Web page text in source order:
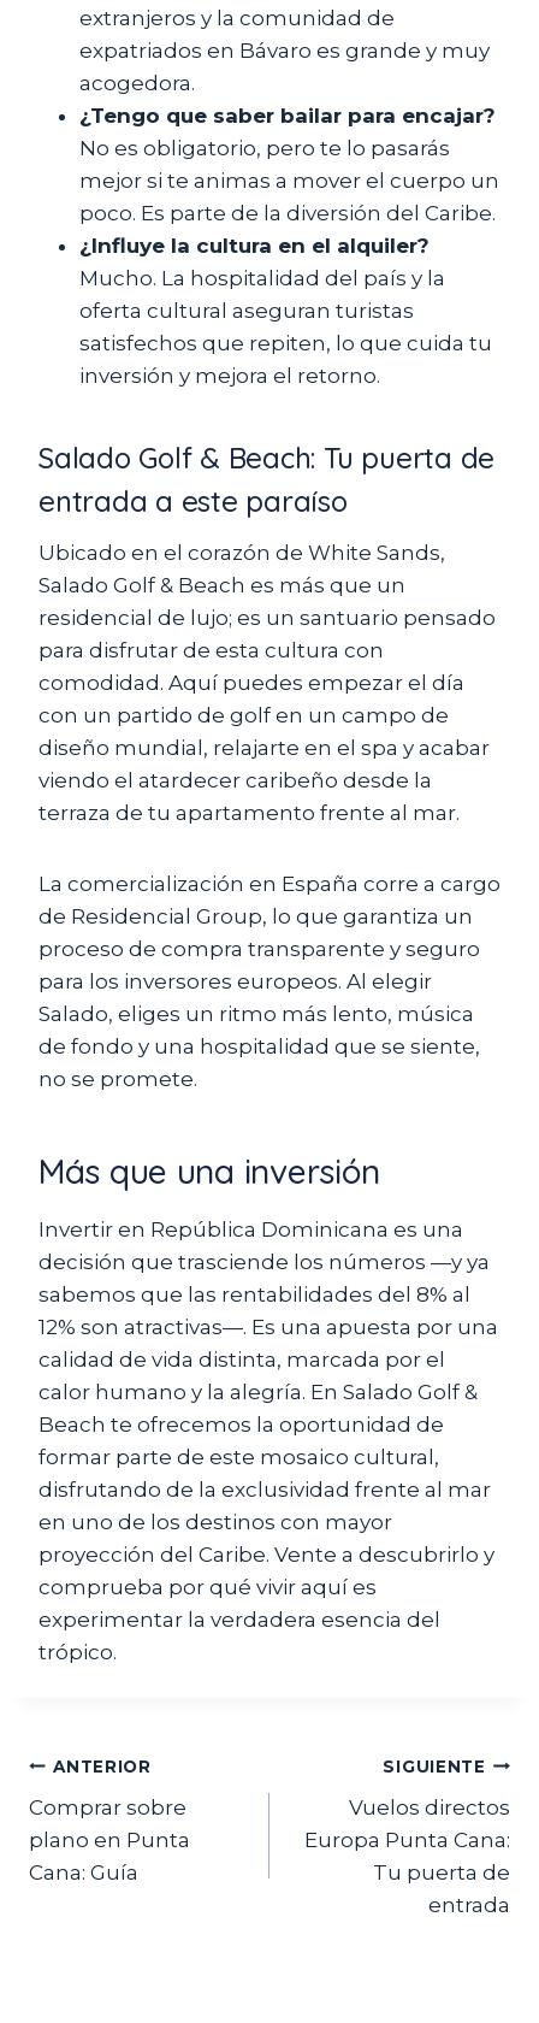
extranjeros y la comunidad de
expatriados en Bávaro es grande y muy
acogedora.
¿Tengo que saber bailar para encajar?
No es obligatorio, pero te lo pasarás
mejor si te animas a mover el cuerpo un
poco. Es parte de la diversión del Caribe.
¿Influye la cultura en el alquiler?
Mucho. La hospitalidad del país y la
oferta cultural aseguran turistas
satisfechos que repiten, lo que cuida tu
inversión y mejora el retorno.
Salado Golf & Beach: Tu puerta de
entrada a este paraíso
Ubicado en el corazón de White Sands,
Salado Golf & Beach es más que un
residencial de lujo; es un santuario pensado
para disfrutar de esta cultura con
comodidad. Aquí puedes empezar el día
con un partido de golf en un campo de
diseño mundial, relajarte en el spa y acabar
viendo el atardecer caribeño desde la
terraza de tu apartamento frente al mar.
La comercialización en España corre a cargo
de Residencial Group, lo que garantiza un
proceso de compra transparente y seguro
para los inversores europeos. Al elegir
Salado, eliges un ritmo más lento, música
de fondo y una hospitalidad que se siente,
no se promete.
Más que una inversión
Invertir en República Dominicana es una
decisión que trasciende los números —y ya
sabemos que las rentabilidades del 8% al
12% son atractivas—. Es una apuesta por una
calidad de vida distinta, marcada por el
calor humano y la alegría. En Salado Golf &
Beach te ofrecemos la oportunidad de
formar parte de este mosaico cultural,
disfrutando de la exclusividad frente al mar
en uno de los destinos con mayor
proyección del Caribe. Vente a descubrirlo y
comprueba por qué vivir aquí es
experimentar la verdadera esencia del
trópico.
Navegación
de
entradas
ANTERIOR
Comprar sobre
plano en Punta
Cana: Guía
SIGUIENTE
Vuelos directos
Europa Punta Cana:
Tu puerta de
entrada